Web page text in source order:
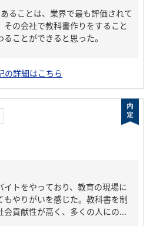
ることは、業界で最も評価されて
の会社で教科書作りをすること
ことができると思った。
の詳細はこちら
トをやっており、教育の現場に
やりがいを感じた。教科書を制
貢献性が高く、多くの人にの...